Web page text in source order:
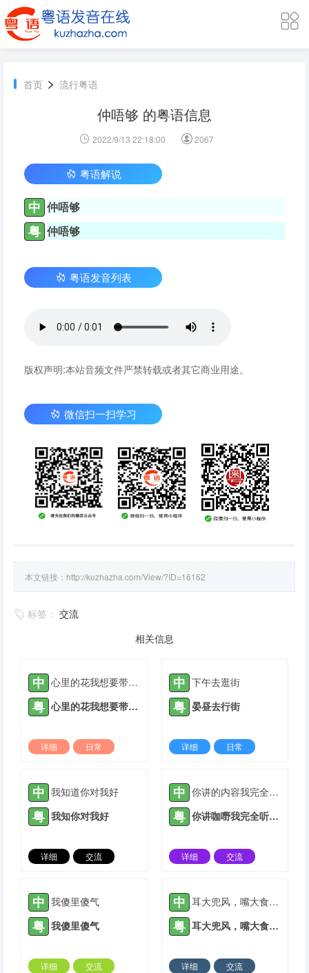
首页 > 流行粤语
仲唔够 的粤语信息
2022/9/13 22:18:00 2067
粤语解说
中 仲唔够
粤 仲唔够
粤语发音列表
版权声明:本站音频文件严禁转载或者其它商业用途。
微信扫一扫学习
本文链接： http://kuzhazha.com/View/?ID=16162
标签： 交流
相关信息
中 心里的花我想要带你回家
粤 心里的花我想要带你回家
详细
日常
中 下午去逛街
粤 晏昼去行街
详细
日常
中 我知道你对我好
粤 我知你对我好
详细
交流
中 你讲的内容我完全听不懂
粤 你讲咖嘢我完全听唔明
详细
交流
中 我傻里傻气
粤 我傻里傻气
详细
交流
中 耳大兜风，嘴大食穷人
粤 耳大兜风，嘴大食穷人
详细
交流